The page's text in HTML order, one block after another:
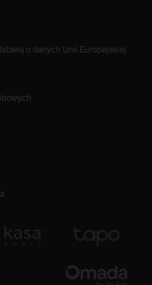
o danych Unii Europejskiej